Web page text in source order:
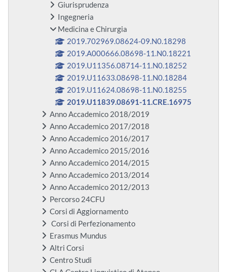
Giurisprudenza
Ingegneria
Medicina e Chirurgia
2019.702969.08624-09.N0.18298
2019.A000666.08698-11.N0.18221
2019.U11356.08714-11.N0.18252
2019.U11633.08698-11.N0.18284
2019.U11624.08698-11.N0.18255
2019.U11839.08691-11.CRE.16975
Anno Accademico 2018/2019
Anno Accademico 2017/2018
Anno Accademico 2016/2017
Anno Accademico 2015/2016
Anno Accademico 2014/2015
Anno Accademico 2013/2014
Anno Accademico 2012/2013
Percorso 24CFU
Corsi di Aggiornamento
Corsi di Perfezionamento
Erasmus Mundus
Altri Corsi
Centro Studi